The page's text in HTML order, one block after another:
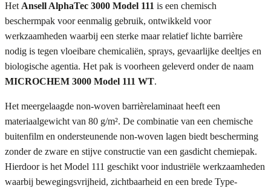
Het Ansell AlphaTec 3000 Model 111 is een chemisch
beschermpak voor eenmalig gebruik, ontwikkeld voor
werkzaamheden waarbij een sterke maar relatief lichte barrière
nodig is tegen vloeibare chemicaliën, sprays, gevaarlijke deeltjes en
biologische agentia. Het pak is voorheen geleverd onder de naam
MICROCHEM 3000 Model 111 WT.
Het meergelaagde non-woven barrièrelaminaat heeft een
materiaalgewicht van 80 g/m². De combinatie van een chemische
buitenfilm en ondersteunende non-woven lagen biedt bescherming
zonder de zware en stijve constructie van een gasdicht chemiepak.
Hierdoor is het Model 111 geschikt voor industriële werkzaamheden
waarbij bewegingsvrijheid, zichtbaarheid en een brede Type-